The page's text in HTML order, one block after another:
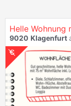
9020 Klagenfurt